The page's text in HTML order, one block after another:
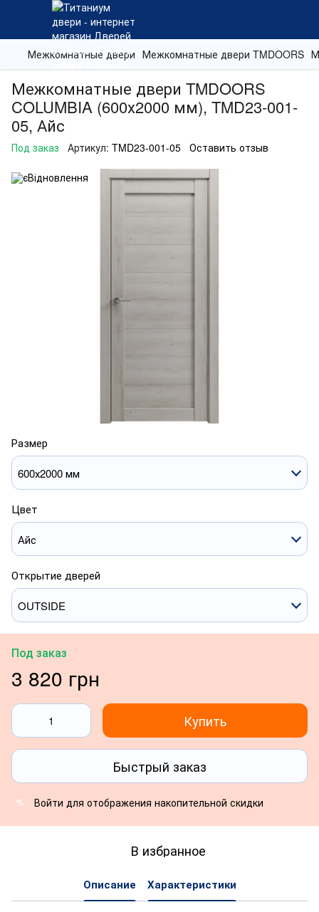
Межкомнатные двери Межкомнатные двери TMDOORS
Межкомнатные двери TMDOORS
COLUMBIA (600х2000 мм), TMD23-001-
05, Айс
Под заказ Артикул: TMD23-001-05 Оставить отзыв
Размер
600х2000 мм
Цвет
Айс
Открытие дверей
OUTSIDE
Под заказ
3 820 грн
Купить
Быстрый заказ
% Войти для отображения накопительной скидки
В избранное
Описание Характеристики